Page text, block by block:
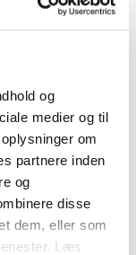
og
medier og til
om
partnere inden
og
disse
dem, eller som
Læs